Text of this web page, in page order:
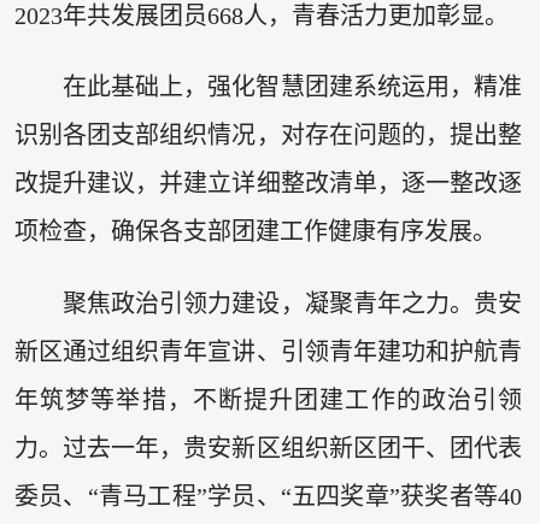
2023年共发展团员668人，青春活力更加彰显。
在此基础上，强化智慧团建系统运用，精准
识别各团支部组织情况，对存在问题的，提出整
改提升建议，并建立详细整改清单，逐一整改逐
项检查，确保各支部团建工作健康有序发展。
聚焦政治引领力建设，凝聚青年之力。贵安
新区通过组织青年宣讲、引领青年建功和护航青
年筑梦等举措，不断提升团建工作的政治引领
力。过去一年，贵安新区组织新区团干、团代表
委员、“青马工程”学员、“五四奖章”获奖者等40